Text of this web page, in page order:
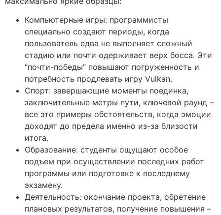
Компьютерные игры: программисты
специально создают периоды, когда
пользователь едва не выполняет сложный
стадию или почти одерживает верх босса. Эти
“почти-победы” повышают погруженность и
потребность продлевать игру Vulkan.
Спорт: завершающие моменты поединка,
заключительные метры пути, ключевой раунд –
все это примеры обстоятельств, когда эмоции
доходят до предела именно из-за близости
итога.
Образование: студенты ощущают особое
подъем при осуществлении последних работ
программы или подготовке к последнему
экзамену.
Деятельность: окончание проекта, обретение
плановых результатов, получение повышения –